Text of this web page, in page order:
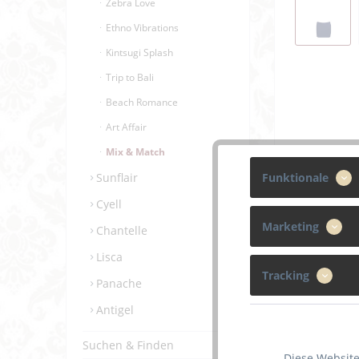
Zebra Love
Ethno Vibrations
Kintsugi Splash
Trip to Bali
Beach Romance
Art Affair
Mix & Match
Sunflair
Cyell
Chantelle
Lisca
Panache
Antigel
Suchen & Finden
Funktionale
Marketing
Tracking